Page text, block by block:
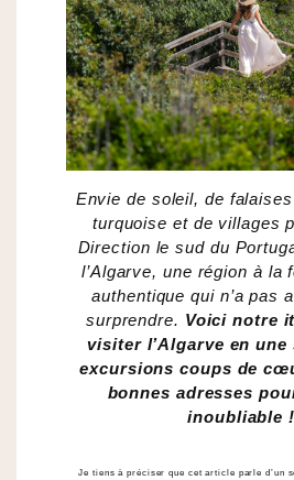
Envie de soleil, de falaises
turquoise et de villages
Direction le sud du
l’Algarve, une région à la
authentique qui n’a pas
surprendre. Voici notre
visiter l’Algarve en une
excursions coups de
bonnes adresses
inoubliable
Je tiens à préciser que cet article parle d’un